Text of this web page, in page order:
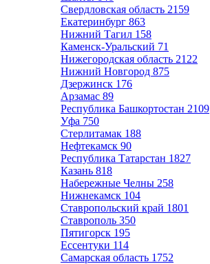
Свердловская область 2159
Екатеринбург 863
Нижний Тагил 158
Каменск-Уральский 71
Нижегородская область 2122
Нижний Новгород 875
Дзержинск 176
Арзамас 89
Республика Башкортостан 2109
Уфа 750
Стерлитамак 188
Нефтекамск 90
Республика Татарстан 1827
Казань 818
Набережные Челны 258
Нижнекамск 104
Ставропольский край 1801
Ставрополь 350
Пятигорск 195
Ессентуки 114
Самарская область 1752